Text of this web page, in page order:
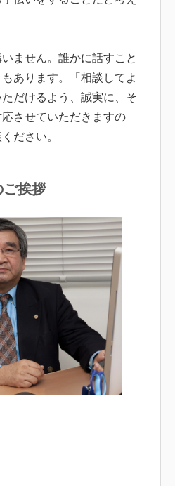
ません。誰かに話すこと
あります。「相談してよ
だけるよう、誠実に、そ
させていただきますの
ださい。
ご挨拶